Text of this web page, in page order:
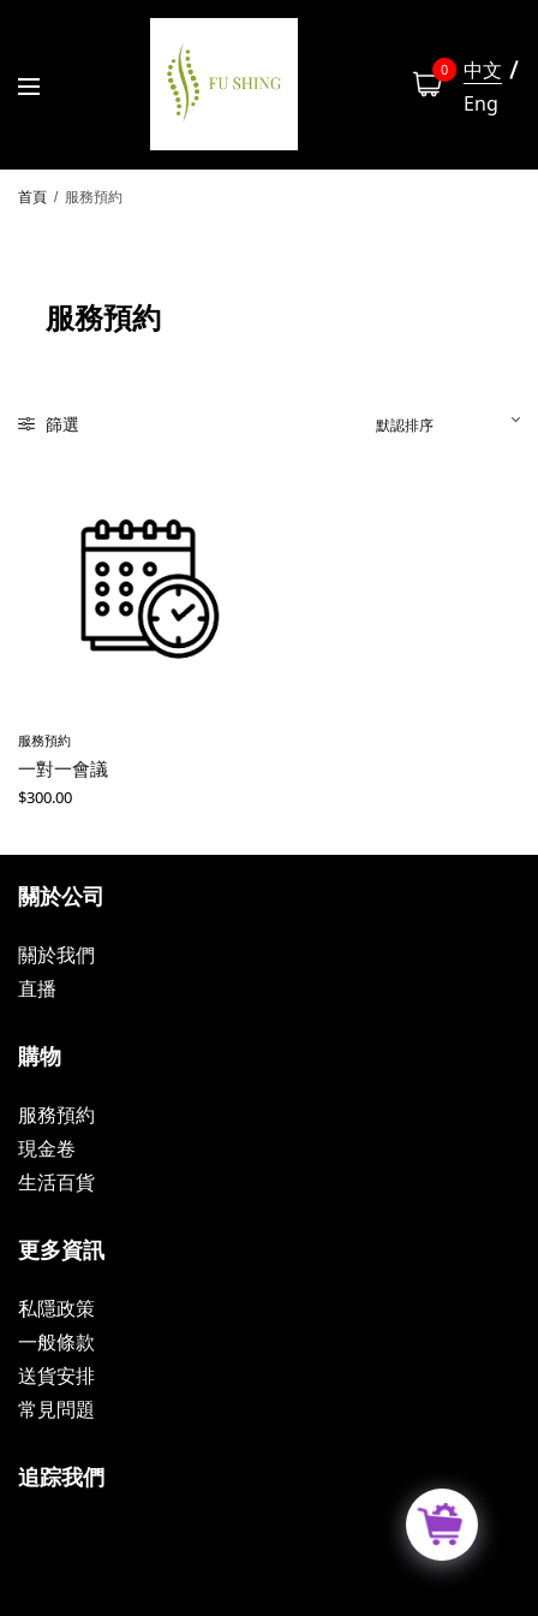
0
中文
Eng
首頁 / 服務預約
服務預約
篩選
服務預約
一對一會議
$300.00
關於公司
關於我們
直播
購物
服務預約
現金卷
生活百貨
更多資訊
私隱政策
一般條款
送貨安排
常見問題
追踪我們